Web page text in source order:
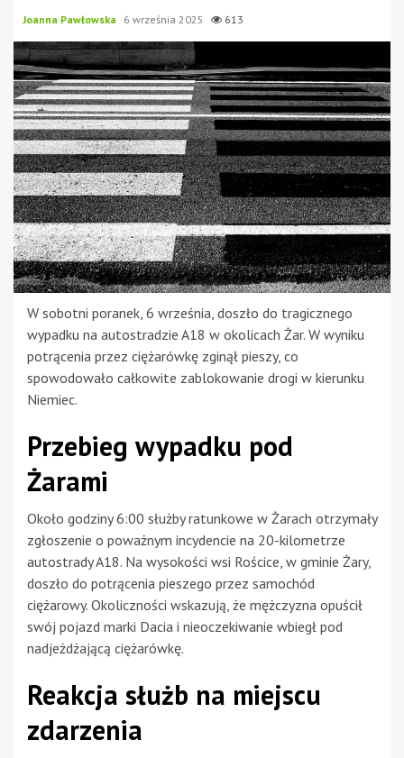
Joanna Pawłowska 6 września 2025 613
W sobotni poranek, 6 września, doszło do tragicznego
wypadku na autostradzie A18 w okolicach Żar. W wyniku
potrącenia przez ciężarówkę zginął pieszy, co
spowodowało całkowite zablokowanie drogi w kierunku
Niemiec.
Przebieg wypadku pod
Żarami
Około godziny 6:00 służby ratunkowe w Żarach otrzymały
zgłoszenie o poważnym incydencie na 20-kilometrze
autostrady A18. Na wysokości wsi Rościce, w gminie Żary,
doszło do potrącenia pieszego przez samochód
ciężarowy. Okoliczności wskazują, że mężczyzna opuścił
swój pojazd marki Dacia i nieoczekiwanie wbiegł pod
nadjeżdżającą ciężarówkę.
Reakcja służb na miejscu
zdarzenia